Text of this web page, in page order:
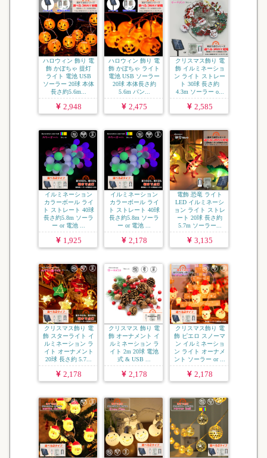
ハロウィン 飾り 電
飾 かぼちゃ 提灯
ライト 電池 USB
ソーラー 20球 本体
長さ約5.6m...
2,948
ハロウィン 飾り 電
飾 かぼちゃ ライト
電池 USB ソーラー
20球 本体長さ約
5.6m パン...
2,475
クリスマス飾り 電
飾 イルミネーショ
ン ライト ストレー
ト 30球 長さ約
4.3m ソーラー o...
2,585
イルミネーション
カラーボール ライ
ト ストレート 40球
長さ約5.8m ソーラ
ー or 電池 ...
1,925
イルミネーション
カラーボール ライ
ト ストレート 40球
長さ約5.8m ソーラ
ー or 電池 ...
2,178
電飾 恐竜 ライト
LED イルミネーシ
ョン ライト ストレ
ート 20球 長さ約
5.7m ソーラー...
3,135
クリスマス飾り 電
飾 スターライト イ
ルミネーション ラ
イト オーナメント
20球 長さ約 5.7...
2,178
クリスマス 飾り 電
飾 オーナメント イ
ルミネーション ラ
イト 2m 20球 電池
式 & USB ...
2,178
クリスマス飾り 電
飾 ピエロ スノーマ
ン イルミネーショ
ン ライト オーナメ
ント ソーラー or ...
2,178